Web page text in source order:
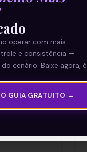
talvez
investir na
caso…
operar com mais
e consistência —
cenário. Baixe agora, é
O GUIA GRATUITO →